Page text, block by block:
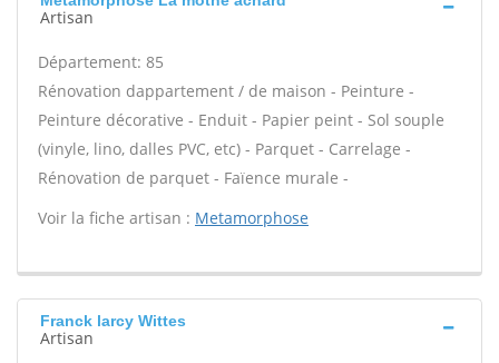
Artisan
Département: 85
Rénovation dappartement / de maison - Peinture -
Peinture décorative - Enduit - Papier peint - Sol souple
(vinyle, lino, dalles PVC, etc) - Parquet - Carrelage -
Rénovation de parquet - Faïence murale -
Voir la fiche artisan : Metamorphose
Franck larcy Wittes
Artisan